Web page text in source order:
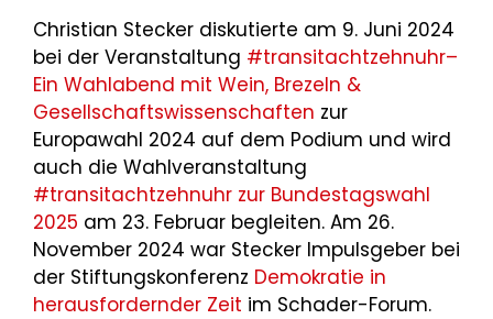
Christian Stecker diskutierte am 9. Juni 2024
bei der Veranstaltung #transitachtzehnuhr–
Ein Wahlabend mit Wein, Brezeln &
Gesellschaftswissenschaften zur
Europawahl 2024 auf dem Podium und wird
auch die Wahlveranstaltung
#transitachtzehnuhr zur Bundestagswahl
2025 am 23. Februar begleiten. Am 26.
November 2024 war Stecker Impulsgeber bei
der Stiftungskonferenz Demokratie in
herausfordernder Zeit im Schader-Forum.